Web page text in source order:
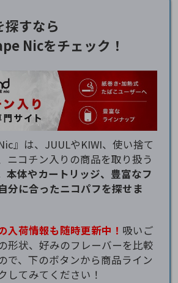
探すなら
Nicをチェック！
』は、JUULやKIWI、使い捨て
ニコチン入りの商品を取り扱う
本体やカートリッジ、豊富なフ
分に合ったニコパフを探せま
入荷情報も随時更新中！ 吸いご
形状、好みのフレーバーを比較
で、下のボタンから商品ライン
してみてください！